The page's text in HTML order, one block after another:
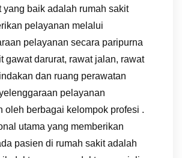
yang baik adalah rumah sakit
pelayanan melalui
pelayanan secara paripurna
gawat darurat, rawat jalan, rawat
dan ruang perawatan
pelayanan
oleh berbagai kelompok profesi .
utama yang memberikan
pasien di rumah sakit adalah